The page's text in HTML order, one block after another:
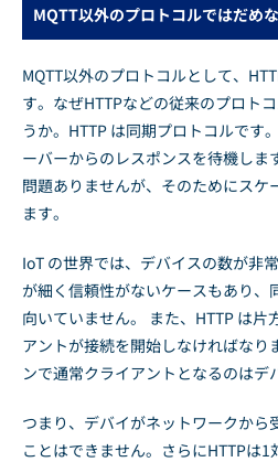
MQTT以外のプロトコルではだめ
MQTT以外のプロトコルとして、
す。なぜHTTPなどの従来のプロト
うか。HTTP は同期プロトコルです
ーバーからのレスポンスを待機しま
問題ありませんが、そのためにスケ
ます。
IoT の世界では、デバイスの数が非
が細く信頼性がないケースもあり、
向いていません。 また、HTTP は片
アントが接続を開始しなければなり
ンで通常クライアントとなるのはデ
つまり、デバイがネットワークから
ことはできません。さらにHTTPは